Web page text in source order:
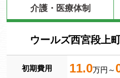
介護・医療体制
ウールズ西宮段上
初期費用 11.0万円～